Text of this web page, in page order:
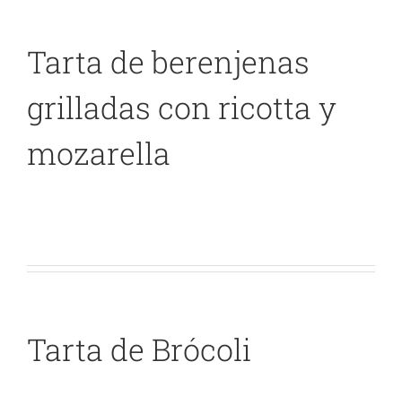
Tarta de berenjenas
grilladas con ricotta y
mozarella
Tarta de Brócoli